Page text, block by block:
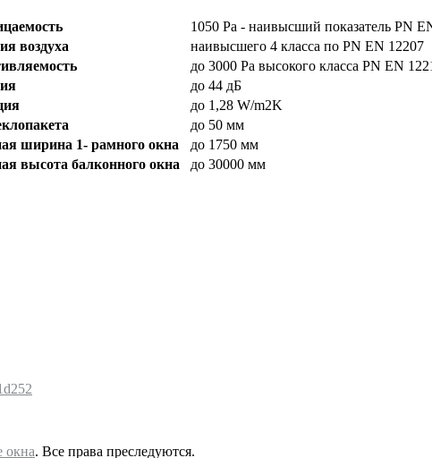
1050 Pa - наивысший показатель PN
воздуха
наивысшего 4 класса по PN EN 12207
до 3000 Pa высокого класса PN EN
до 44 дБ
до 1,28 W/m2K
до 50 мм
ширина 1- рамного окна
до 1750 мм
высота балконного окна
до 30000 мм
окна. Все права преследуются.